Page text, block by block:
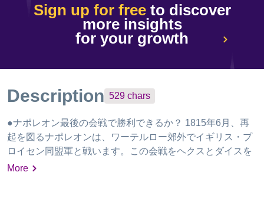
Sign up for freeto discover
more insights
for your growth
Description 529 chars
●ナポレオン最後の会戦で勝利できるか？ 1815年6月、再
起を図るナポレオンは、ワーテルロー郊外でイギリス・プ
ロイセン同盟軍と戦います。この会戦をヘクスとダイスを
用いたシステムで再現。プレイヤーは司令官として戦力ユ
More